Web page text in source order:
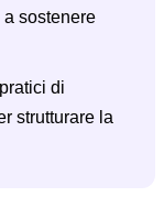
sostenere
di
strutturare la